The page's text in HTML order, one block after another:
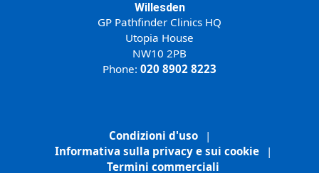
Willesden
GP Pathfinder Clinics HQ
Utopia House
NW10 2PB
Phone: 020 8902 8223
Condizioni d'uso
|
Informativa sulla privacy e sui cookie
|
Termini commerciali